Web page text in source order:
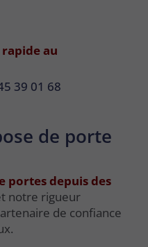
rapide au
39 01 68
de porte
portes depuis des
notre rigueur
de confiance